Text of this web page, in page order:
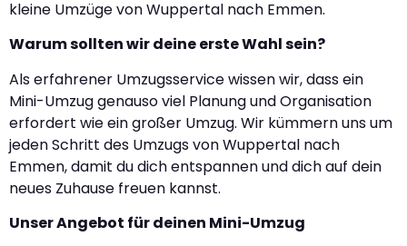
kleine Umzüge von Wuppertal nach Emmen.
Warum sollten wir deine erste Wahl sein?
Als erfahrener Umzugsservice wissen wir, dass ein
Mini-Umzug genauso viel Planung und Organisation
erfordert wie ein großer Umzug. Wir kümmern uns um
jeden Schritt des Umzugs von Wuppertal nach
Emmen, damit du dich entspannen und dich auf dein
neues Zuhause freuen kannst.
Unser Angebot für deinen Mini-Umzug